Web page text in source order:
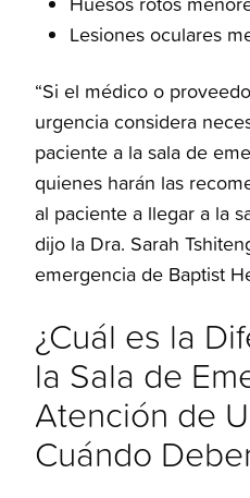
Lesiones oculares
“Si el médico o
urgencia considera
paciente a la sala de
quienes harán las
al paciente a llegar a la
dijo la Dra. Sarah
emergencia de Baptist
¿Cuál es la
la Sala de
Atención de
Cuándo